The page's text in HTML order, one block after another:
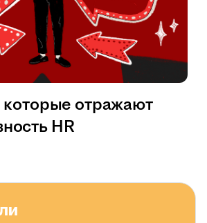
отражают
HR